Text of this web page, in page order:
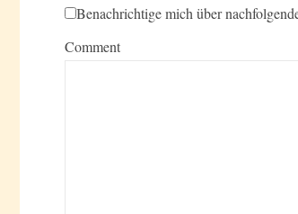
Benachrichtige mich über
Comment